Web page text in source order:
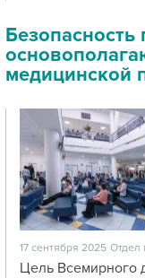
Безопасность
медицинской
17 сентября 2025 Отдел
Цель Всемирного